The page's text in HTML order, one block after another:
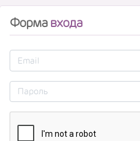
Формавхода